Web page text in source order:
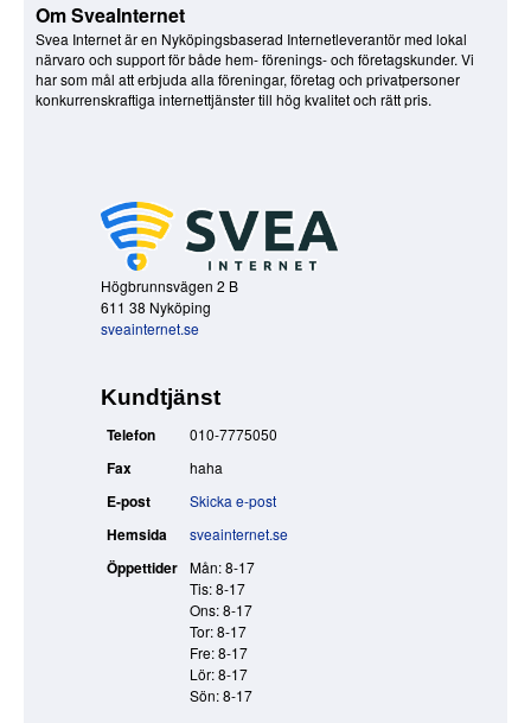
Om SveaInternet
Svea Internet är en Nyköpingsbaserad Internetleverantör med lokal
närvaro och support för både hem- förenings- och företagskunder. Vi
har som mål att erbjuda alla föreningar, företag och privatpersoner
konkurrenskraftiga internettjänster till hög kvalitet och rätt pris.
Högbrunnsvägen 2 B
611 38 Nyköping
sveainternet.se
Kundtjänst
Telefon 010-7775050
Fax haha
E-post Skicka e-post
Hemsida sveainternet.se
Öppettider
Mån: 8-17
Tis: 8-17
Ons: 8-17
Tor: 8-17
Fre: 8-17
Lör: 8-17
Sön: 8-17